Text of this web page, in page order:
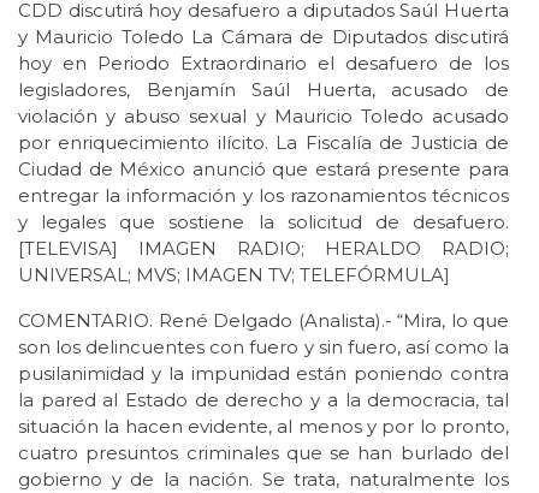
CDD discutirá hoy desafuero a diputados Saúl Huerta
y Mauricio Toledo La Cámara de Diputados discutirá
hoy en Periodo Extraordinario el desafuero de los
legisladores, Benjamín Saúl Huerta, acusado de
violación y abuso sexual y Mauricio Toledo acusado
por enriquecimiento ilícito. La Fiscalía de Justicia de
Ciudad de México anunció que estará presente para
entregar la información y los razonamientos técnicos
y legales que sostiene la solicitud de desafuero.
[TELEVISA] IMAGEN RADIO; HERALDO RADIO;
UNIVERSAL; MVS; IMAGEN TV; TELEFÓRMULA]
COMENTARIO. René Delgado (Analista).- “Mira, lo que
son los delincuentes con fuero y sin fuero, así como la
pusilanimidad y la impunidad están poniendo contra
la pared al Estado de derecho y a la democracia, tal
situación la hacen evidente, al menos y por lo pronto,
cuatro presuntos criminales que se han burlado del
gobierno y de la nación. Se trata, naturalmente los